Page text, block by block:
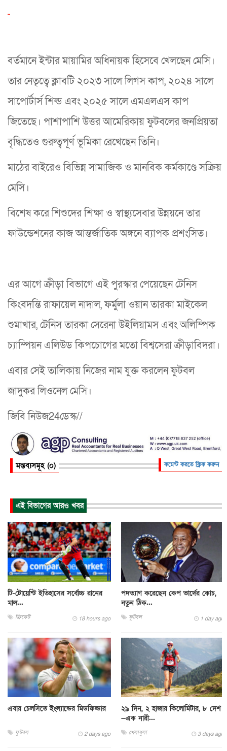
বর্তমানে ইন্টার মায়ামির অধিনায়ক হিসেবে খেলছেন মেসি।
তার নেতৃত্বে ক্লাবটি ২০২৩ সালে লিগস কাপ, ২০২৪ সালে
সাপোর্টার্স শিল্ড এবং ২০২৫ সালে এমএলএস কাপ
জিতেছে। পাশাপাশি উত্তর আমেরিকায় ফুটবলের জনপ্রিয়তা
বৃদ্ধিতেও গুরুত্বপূর্ণ ভূমিকা রেখেছেন তিনি।
মাঠের বাইরেও বিভিন্ন সামাজিক ও মানবিক কর্মকাণ্ডে সক্রিয়
মেসি।
বিশেষ করে শিশুদের শিক্ষা ও স্বাস্থ্যসেবার উন্নয়নে তার
ফাউন্ডেশনের কাজ আন্তর্জাতিক অঙ্গনে ব্যাপক প্রশংসিত।
এর আগে ক্রীড়া বিভাগে এই পুরস্কার পেয়েছেন টেনিস
কিংবদন্তি রাফায়েল নাদাল, ফর্মুলা ওয়ান তারকা মাইকেল
শুমাখার, টেনিস তারকা সেরেনা উইলিয়ামস এবং অলিম্পিক
চ্যাম্পিয়ন এলিউড কিপচোগের মতো বিশ্বসেরা ক্রীড়াবিদরা।
এবার সেই তালিকায় নিজের নাম যুক্ত করলেন ফুটবল
জাদুকর লিওনেল মেসি।
জিবি নিউজ24ডেস্ক//
মন্তব্যসমূহ (০) কমেন্ট করতে ক্লিক করুন
এই বিভাগের আরও খবর
টি-টোয়েন্টি ইতিহাসের সর্বোচ্চ রানের
মাল...
ক্রিকেট 18 hours ago
পদত্যাগ করেছেন কেপ ভার্দের কোচ,
নতুন ঠিক...
ফুটবল 1 day ago
এবার চেলসিতে ইংল্যান্ডের মিডফিল্ডার
ফুটবল 2 days ago
২৯ দিন, ২ হাজার কিলোমিটার, ৮ দেশ
—এক নারী...
খেলাধুলা 3 days ago